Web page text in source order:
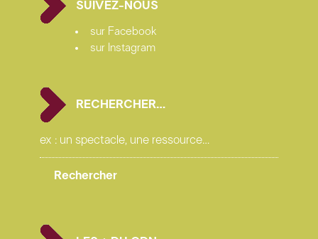
construction accessoiresChristian Bernou
construction décorsAteliers du TNP
national populaire de Villeurbanne
renfort costumes
renforts plateau
Villeurbanne, CDN ; Châteauvallon- Liberté, Scène
SUIVEZ-NOUS
sur Facebook
sur Instagram
RECHERCHER…